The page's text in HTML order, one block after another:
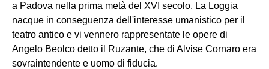
a Padova nella prima metà del XVI secolo. La Loggia
nacque in conseguenza dell'interesse umanistico per il
teatro antico e vi vennero rappresentate le opere di
Angelo Beolco detto il Ruzante, che di Alvise Cornaro era
sovraintendente e uomo di fiducia.